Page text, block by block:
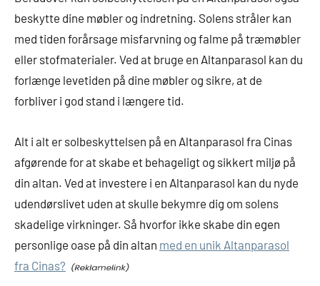
beskytte dine møbler og indretning. Solens stråler kan
med tiden forårsage misfarvning og falme på træmøbler
eller stofmaterialer. Ved at bruge en Altanparasol kan du
forlænge levetiden på dine møbler og sikre, at de
forbliver i god stand i længere tid.
Alt i alt er solbeskyttelsen på en Altanparasol fra Cinas
afgørende for at skabe et behageligt og sikkert miljø på
din altan. Ved at investere i en Altanparasol kan du nyde
udendørslivet uden at skulle bekymre dig om solens
skadelige virkninger. Så hvorfor ikke skabe din egen
personlige oase på din altan med en unik Altanparasol
fra Cinas?